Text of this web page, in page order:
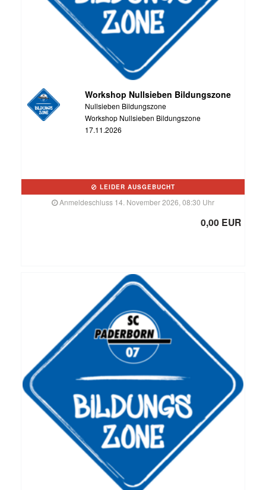
Workshop Nullsieben Bildungszone
Nullsieben Bildungszone
Workshop Nullsieben Bildungszone
17.11.2026
LEIDER AUSGEBUCHT
Anmeldeschluss 14. November 2026, 08:30 Uhr
0,00 EUR